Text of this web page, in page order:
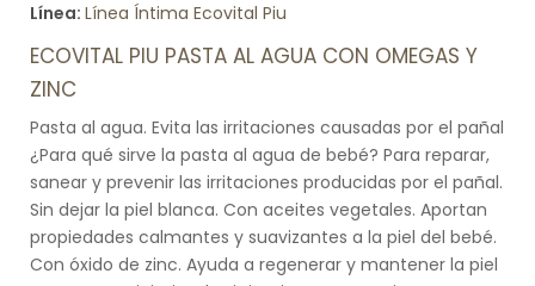
Línea: Línea Íntima Ecovital Piu
ECOVITAL PIU PASTA AL AGUA CON OMEGAS Y
ZINC
Pasta al agua. Evita las irritaciones causadas por el pañal
¿Para qué sirve la pasta al agua de bebé? Para reparar,
sanear y prevenir las irritaciones producidas por el pañal.
Sin dejar la piel blanca. Con aceites vegetales. Aportan
propiedades calmantes y suavizantes a la piel del bebé.
Con óxido de zinc. Ayuda a regenerar y mantener la piel